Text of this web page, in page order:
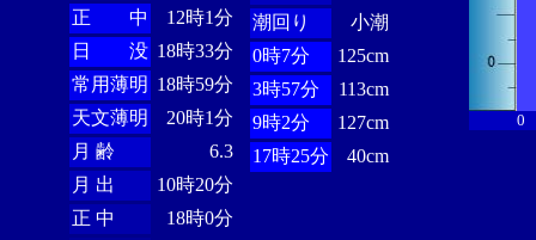
正 中
12時1分
日 没 18時33分
常用薄明 18時59分
天文薄明
20時1分
月 齢
6.3
月 出
10時20分
正 中
18時0分
潮回り
小潮
0時7分
125cm
3時57分
113cm
9時2分
127cm
17時25分
40cm
0